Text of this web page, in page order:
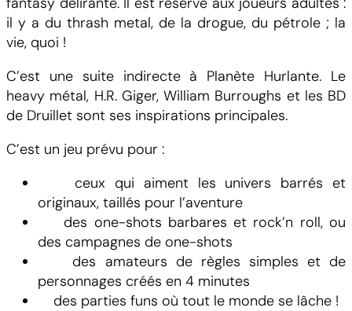
a
n
t
o
i
d
n
il y a du thrash metal, de la drogue, du pétrole ; la
vie, quoi !
C’est une suite indirecte à Planète Hurlante. Le
heavy métal, H.R. Giger, William Burroughs et les BD
de Druillet sont ses inspirations principales.
C’est un jeu prévu pour :
ceux qui aiment les univers barrés et
originaux, taillés pour l’aventure
des one-shots barbares et rock’n roll, ou
des campagnes de one-shots
des amateurs de règles simples et de
personnages créés en 4 minutes
des parties funs où tout le monde se lâche !